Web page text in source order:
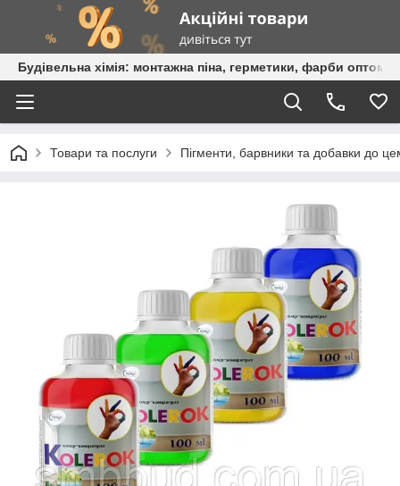
Будівельна хімія: монтажна піна, герметики, фарби оптом
Товари та послуги Пігменти, барвники та добавки до